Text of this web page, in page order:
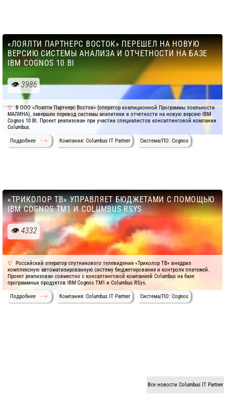
«ЛОЯЛТИ ПАРТНЕРС ВОСТОК» ПЕРЕШЕЛ НА НОВУЮ
ВЕРСИЮ СИСТЕМЫ АНАЛИЗА И ОТЧЕТНОСТИ НА БАЗЕ
IBM COGNOS 10 BI
3986
В ООО «Лоялти Партнерс Восток» (оператор коалиционной Программы лояльности
МАЛИНА), завершен перевод системы аналитики и отчетности на новую версию IBM
Cognos 10 BI. Проект реализован при участии специалистов консалтинговой компании
Columbus.
Подробнее Компания: Columbus IT Partner Система/ПО: Cognos
«ТРИКОЛОР ТВ» УПРАВЛЯЕТ БЮДЖЕТАМИ С ПОМОЩЬЮ
IBM COGNOS TM1 И COLUMBUS RSYS
4332
Российский оператор спутникового телевидения «Триколор ТВ» внедрил
комплексную автоматизированную систему бюджетирования и контроля платежей.
Проект реализован совместно с консалтинговой компанией Columbus на базе
программных продуктов IBM Cognos TM1 и Columbus RSys.
Подробнее Компания: Columbus IT Partner Система/ПО: Cognos
Все новости Columbus IT Partner